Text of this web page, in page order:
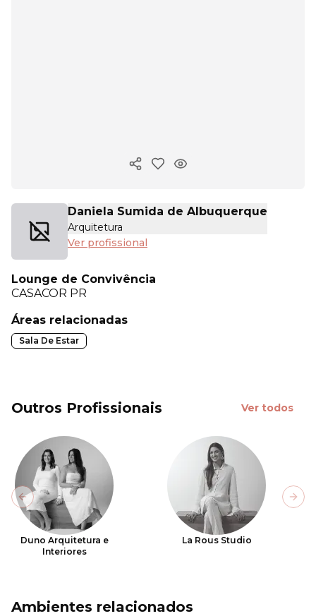
Copiar link
Daniela Sumida de Albuquerque
Arquitetura
Ver profissional
Lounge de Convivência
CASACOR PR
Áreas relacionadas
Sala De Estar
Outros Profissionais Ver todos
Duno Arquitetura e
Interiores
La Rous Studio
Previous slide
Ambientes relacionados